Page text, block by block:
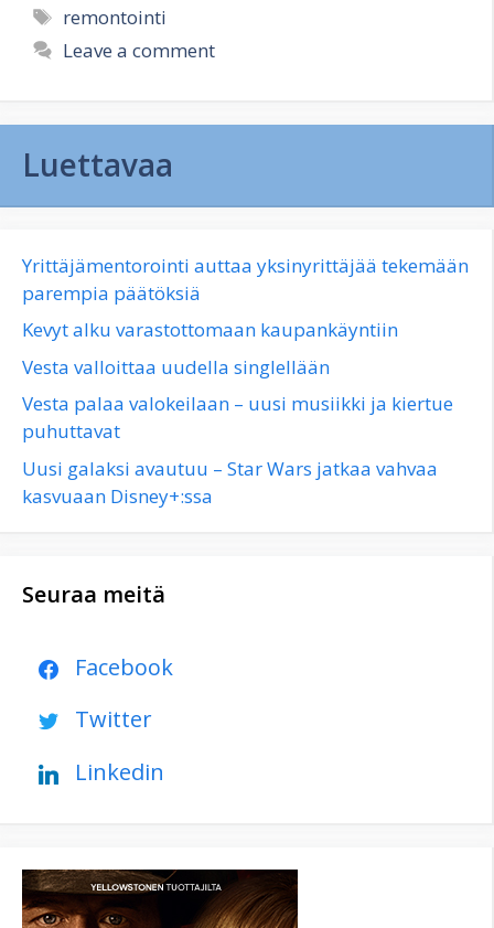
Tags
remontointi
Leave a comment
Luettavaa
Yrittäjämentorointi auttaa yksinyrittäjää tekemään
parempia päätöksiä
Kevyt alku varastottomaan kaupankäyntiin
Vesta valloittaa uudella singlellään
Vesta palaa valokeilaan – uusi musiikki ja kiertue
puhuttavat
Uusi galaksi avautuu – Star Wars jatkaa vahvaa
kasvuaan Disney+:ssa
Seuraa meitä
Facebook
Twitter
Linkedin